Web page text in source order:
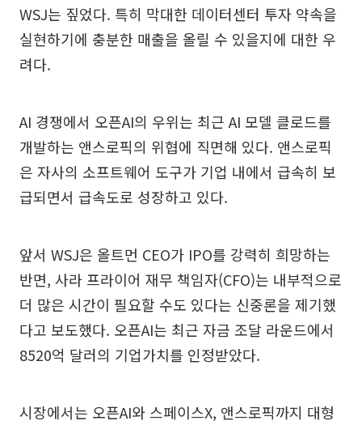
WSJ는 짚었다. 특히 막대한 데이터센터 투자 약속을
실현하기에 충분한 매출을 올릴 수 있을지에 대한 우
려다.
AI 경쟁에서 오픈AI의 우위는 최근 AI 모델 클로드를
개발하는 앤스로픽의 위협에 직면해 있다. 앤스로픽
은 자사의 소프트웨어 도구가 기업 내에서 급속히 보
급되면서 급속도로 성장하고 있다.
앞서 WSJ은 올트먼 CEO가 IPO를 강력히 희망하는
반면, 사라 프라이어 재무 책임자(CFO)는 내부적으로
더 많은 시간이 필요할 수도 있다는 신중론을 제기했
다고 보도했다. 오픈AI는 최근 자금 조달 라운드에서
8520억 달러의 기업가치를 인정받았다.
시장에서는 오픈AI와 스페이스X, 앤스로픽까지 대형